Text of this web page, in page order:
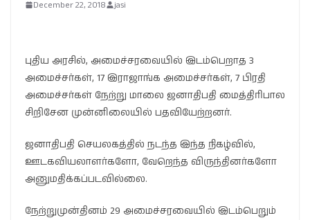
December 22, 2018 jasi
புதிய அரசில், அமைச்சரவையில் இடம்பெறாத 3
அமைச்சர்கள், 17 இராஜாங்க அமைச்சர்கள், 7 பிரதி
அமைச்சர்கள் நேற்று மாலை ஜனாதிபதி மைத்திரிபால
சிறிசேன முன்னிலையில் பதவியேற்றனர்.
ஜனாதிபதி செயலகத்தில் நடந்த இந்த நிகழ்வில்,
ஊடகவியலாளர்களோ, வேறெந்த விருந்தினர்களோ
அனுமதிக்கப்படவில்லை.
நேற்றுமுன்தினம் 29 அமைச்சரவையில் இடம்பெறும்